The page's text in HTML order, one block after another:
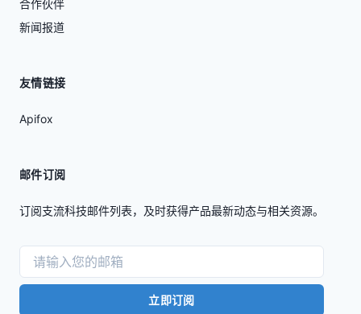
合作伙伴
新闻报道
友情链接
Apifox
邮件订阅
订阅支流科技邮件列表，及时获得产品最新动态与相关资源。
立即订阅